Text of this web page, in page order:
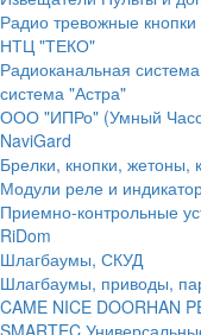
Радио тревожные кнопки
НТЦ "ТЕКО"
Радиоканальная
система "Астра"
ООО "ИПРо" (Умный
NaviGard
Брелки, кнопки, жетоны,
Модули реле и
Приемно-контрольные
RiDom
Шлагбаумы, СКУД
Шлагбаумы, приводы,
CAME NICE DOORHAN